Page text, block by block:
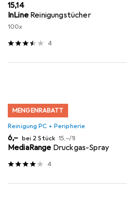
EUR
15,14
InLine Reinigungstücher
100x
4
MENGENRABATT
Reinigung PC + Peripherie
EUR
6,– bei 2 Stück EUR
15,–/1l
MediaRange Druckgas-Spray
4